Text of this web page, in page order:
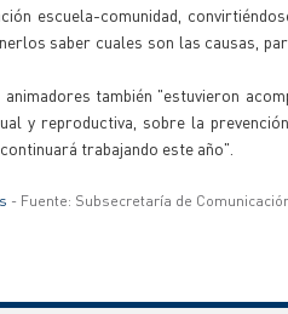
escuela-comunidad,
saber cuales son las causas,
también "estuvieron
y reproductiva, sobre la
trabajando este año".
- Fuente: Subsecretaría de